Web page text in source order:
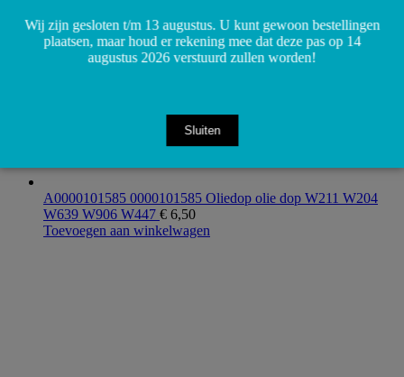
A0000101585 0000101585 Oliedop olie dop W211 W204
W639 W906 W447 € 6,50
Toevoegen aan winkelwagen
Wij zijn gesloten t/m 13 augustus. U kunt gewoon bestellingen
plaatsen, maar houd er rekening mee dat deze pas op 14
augustus 2026 verstuurd zullen worden!
Sluiten